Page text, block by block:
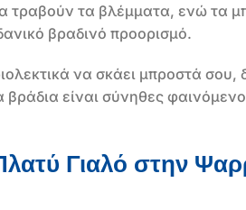
τραβούν τα βλέμματα, ενώ τα
βραδινό προορισμό.
να σκάει μπροστά
βράδια είναι σύνηθες
Γιαλό στην